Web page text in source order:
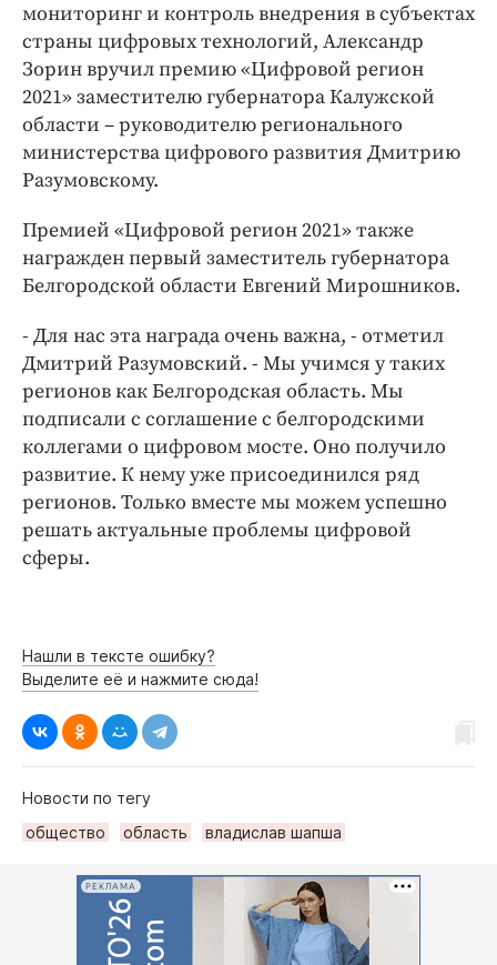
мониторинг и контроль внедрения в субъектах
страны цифровых технологий, Александр
Зорин вручил премию «Цифровой регион
2021» заместителю губернатора Калужской
области – руководителю регионального
министерства цифрового развития Дмитрию
Разумовскому.
Премией «Цифровой регион 2021» также
награжден первый заместитель губернатора
Белгородской области Евгений Мирошников.
- Для нас эта награда очень важна, - отметил
Дмитрий Разумовский. - Мы учимся у таких
регионов как Белгородская область. Мы
подписали с соглашение с белгородскими
коллегами о цифровом мосте. Оно получило
развитие. К нему уже присоединился ряд
регионов. Только вместе мы можем успешно
решать актуальные проблемы цифровой
сферы.
Нашли в тексте ошибку?
Выделите её и нажмите сюда!
Новости по тегу
общество
область владислав шапша
РЕКЛАМА